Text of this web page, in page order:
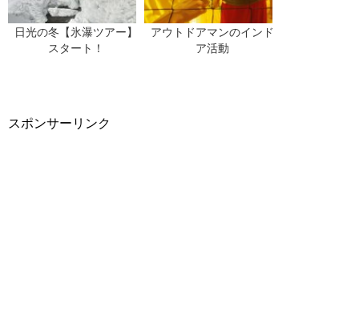
日光の冬【氷瀑ツアー】
スタート！
アウトドアマンのインド
ア活動
スポンサーリンク